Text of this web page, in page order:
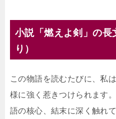
小説「燃えよ剣」の長
り）
この物語を読むたびに、私
様に強く惹きつけられます
語の核心、結末に深く触れ